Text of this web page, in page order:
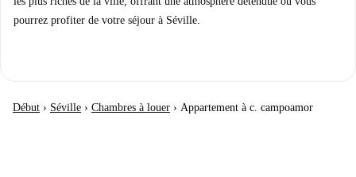
pourrez profiter de votre séjour à Séville.
Début › Séville › Chambres à louer › Appartement à c. campoamor